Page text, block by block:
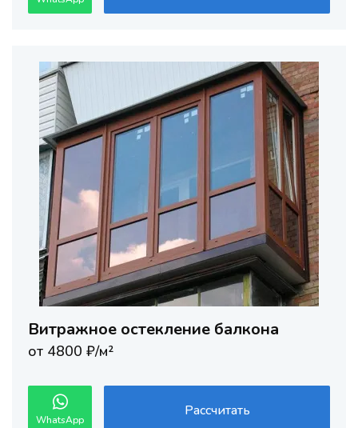
Витражное остекление балкона
от 4800 ₽/м²
WhatsApp
Рассчитать